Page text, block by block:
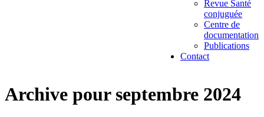
Revue Santé
conjuguée
Centre de
documentation
Publications
Contact
Archive pour septembre 2024